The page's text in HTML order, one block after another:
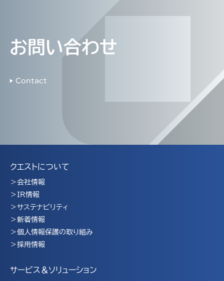
お問い合わせ
▶ Contact
クエストについて
会社情報
IR情報
サステナビリティ
新着情報
個人情報保護の取り組み
採用情報
サービス＆ソリューション